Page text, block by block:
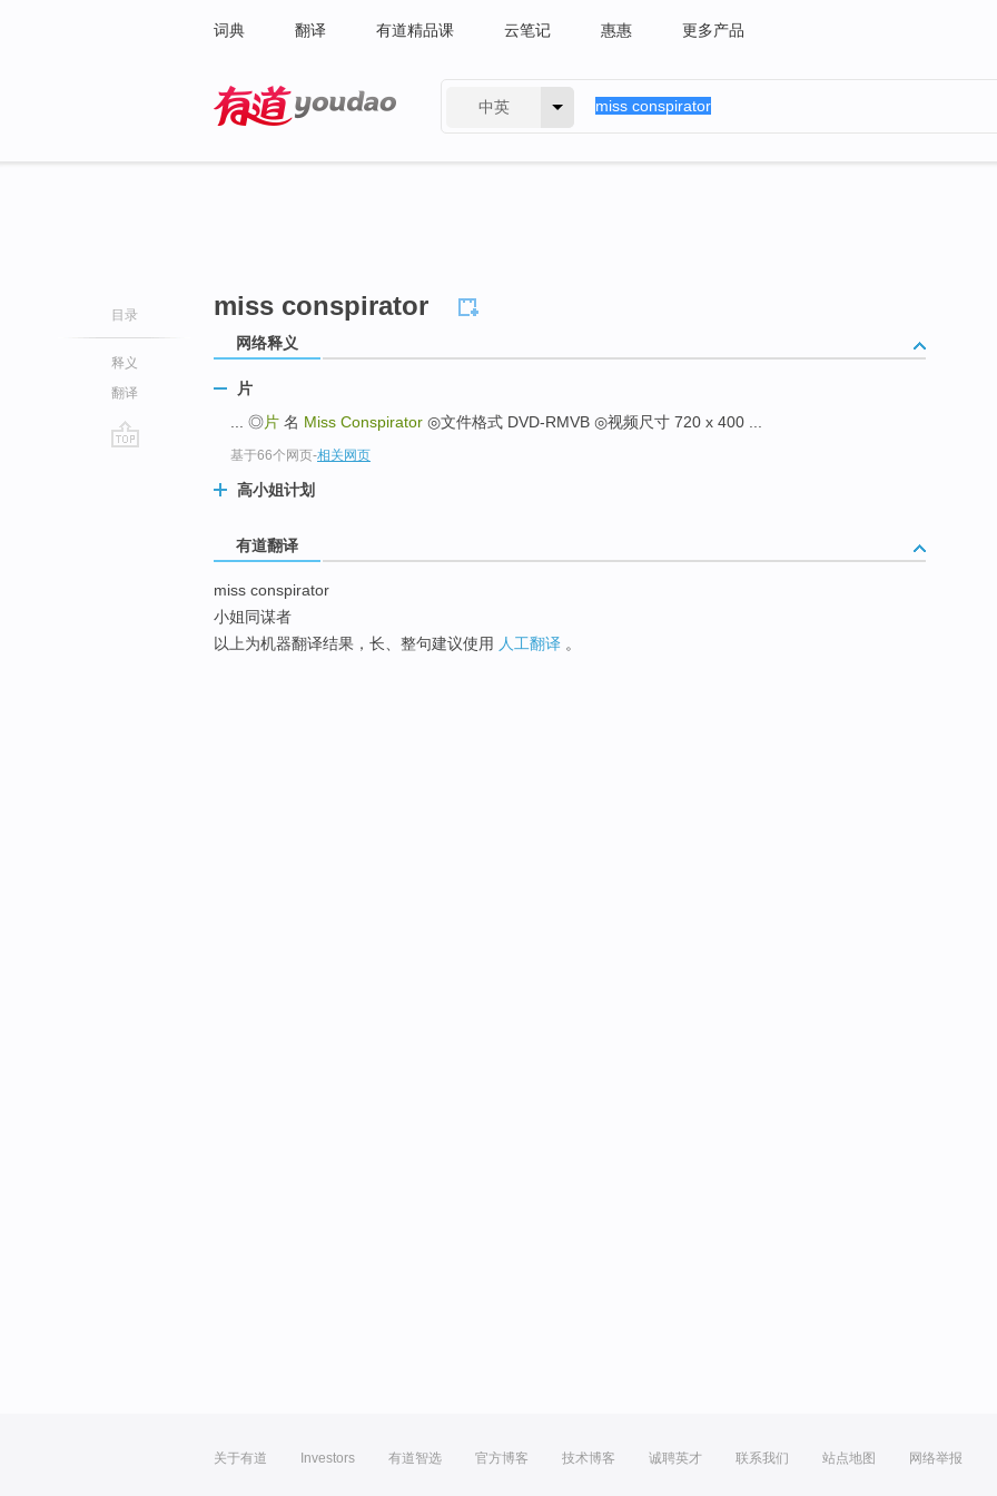
词典 翻译 有道精品课 云笔记 惠惠 更多产品
中英
目录
释义
翻译
miss conspirator
网络释义
片
... ◎片 名 Miss Conspirator ◎文件格式 DVD-RMVB ◎视频尺寸 720 x 400 ...
基于66个网页-相关网页
高小姐计划
有道翻译
miss conspirator
小姐同谋者
以上为机器翻译结果，长、整句建议使用 人工翻译 。
关于有道 Investors 有道智选 官方博客 技术博客 诚聘英才 联系我们 站点地图 网络举报